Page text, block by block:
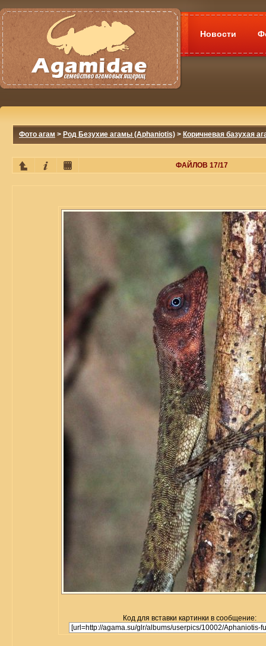
Новости
Фото агам > Род Безухие агамы (Aphaniotis) > Коричневая базухая
ФАЙЛОВ 17/17
Код для вставки картинки в сообщение: